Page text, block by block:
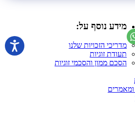
מידע נוסף על:
מדריכי הזכויות שלנו
תעודת זוגיות
הסכם ממון והסכמי זוגיות